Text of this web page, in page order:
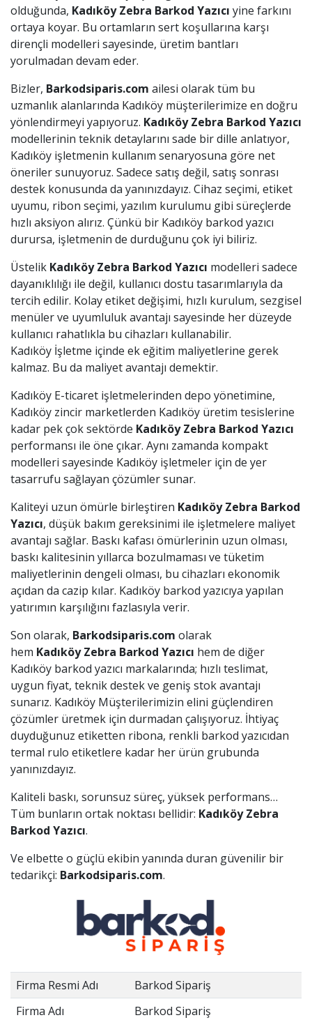
olduğunda, KadıköyZebra Barkod Yazıcı yine farkını
ortaya koyar. Bu ortamların sert koşullarına karşı
dirençli modelleri sayesinde, üretim bantları
yorulmadan devam eder.
Bizler, Barkodsiparis.com ailesi olarak tüm bu
uzmanlık alanlarında Kadıköy müşterilerimize en doğru
yönlendirmeyi yapıyoruz. KadıköyZebra Barkod Yazıcı
modellerinin teknik detaylarını sade bir dille anlatıyor,
Kadıköy işletmenin kullanım senaryosuna göre net
öneriler sunuyoruz. Sadece satış değil, satış sonrası
destek konusunda da yanınızdayız. Cihaz seçimi, etiket
uyumu, ribon seçimi, yazılım kurulumu gibi süreçlerde
hızlı aksiyon alırız. Çünkü bir Kadıköy barkod yazıcı
durursa, işletmenin de durduğunu çok iyi biliriz.
Üstelik KadıköyZebra Barkod Yazıcı modelleri sadece
dayanıklılığı ile değil, kullanıcı dostu tasarımlarıyla da
tercih edilir. Kolay etiket değişimi, hızlı kurulum, sezgisel
menüler ve uyumluluk avantajı sayesinde her düzeyde
kullanıcı rahatlıkla bu cihazları kullanabilir.
Kadıköy İşletme içinde ek eğitim maliyetlerine gerek
kalmaz. Bu da maliyet avantajı demektir.
Kadıköy E-ticaret işletmelerinden depo yönetimine,
Kadıköy zincir marketlerden Kadıköy üretim tesislerine
kadar pek çok sektörde KadıköyZebra Barkod Yazıcı
performansı ile öne çıkar. Aynı zamanda kompakt
modelleri sayesinde Kadıköy işletmeler için de yer
tasarrufu sağlayan çözümler sunar.
Kaliteyi uzun ömürle birleştiren KadıköyZebra Barkod
Yazıcı, düşük bakım gereksinimi ile işletmelere maliyet
avantajı sağlar. Baskı kafası ömürlerinin uzun olması,
baskı kalitesinin yıllarca bozulmaması ve tüketim
maliyetlerinin dengeli olması, bu cihazları ekonomik
açıdan da cazip kılar. Kadıköy barkod yazıcıya yapılan
yatırımın karşılığını fazlasıyla verir.
Son olarak, Barkodsiparis.com olarak
hem KadıköyZebra Barkod Yazıcı hem de diğer
Kadıköy barkod yazıcı markalarında; hızlı teslimat,
uygun fiyat, teknik destek ve geniş stok avantajı
sunarız. Kadıköy Müşterilerimizin elini güçlendiren
çözümler üretmek için durmadan çalışıyoruz. İhtiyaç
duyduğunuz etiketten ribona, renkli barkod yazıcıdan
termal rulo etiketlere kadar her ürün grubunda
yanınızdayız.
Kaliteli baskı, sorunsuz süreç, yüksek performans…
Tüm bunların ortak noktası bellidir: KadıköyZebra
Barkod Yazıcı.
Ve elbette o güçlü ekibin yanında duran güvenilir bir
tedarikçi: Barkodsiparis.com.
Firma Resmi Adı
Barkod Sipariş
Firma Adı
Barkod Sipariş